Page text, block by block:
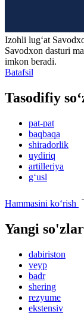
Izohli lugʻat
Savodxon dasturi
imkon beradi.
Batafsil
Tasodifiy
pat-pat
baqbaqa
shiradorlik
uydiriq
artilleriya
g‘usl
Hammasini ko‘rish
Yangi so'zlar
dabiriston
veyp
badr
shering
rezyume
ekstensiv